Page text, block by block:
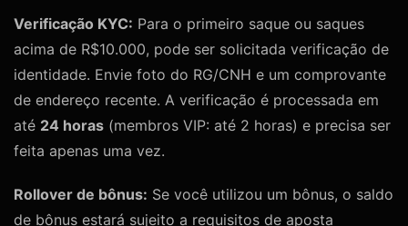
Verificação KYC: Para o primeiro saque ou saques
acima de R$10.000, pode ser solicitada verificação de
identidade. Envie foto do RG/CNH e um comprovante
de endereço recente. A verificação é processada em
até 24 horas (membros VIP: até 2 horas) e precisa ser
feita apenas uma vez.
Rollover de bônus: Se você utilizou um bônus, o saldo
de bônus estará sujeito a requisitos de aposta